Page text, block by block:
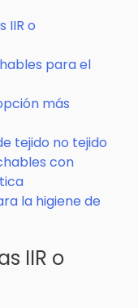
IIR o
para el
más
tejido no tejido
con
la higiene de
IIR o